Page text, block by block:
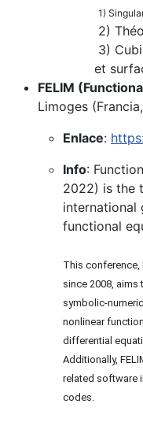
1)
2)
3)
et
FELIM
Limoges
Enlace:
Info:
2022) is the
international
functional
This conference,
since 2008,
symbolic-
nonlinear
differential
Additionally,
related software
codes.